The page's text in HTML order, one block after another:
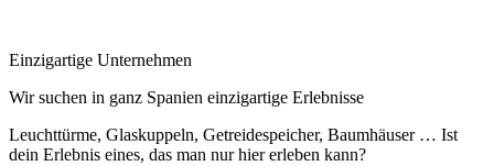
Einzigartige Unternehmen
Wir suchen in ganz Spanien einzigartige Erlebnisse
Leuchttürme, Glaskuppeln, Getreidespeicher, Baumhäuser … Ist
dein Erlebnis eines, das man nur hier erleben kann?